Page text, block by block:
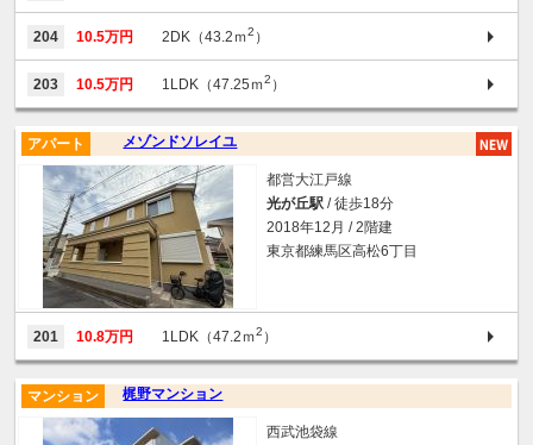
204 10.5万円 2DK（43.2ｍ2 ）
203 10.5万円 1LDK（47.25ｍ2 ）
メゾンドソレイユ
アパート
都営大江戸線
光が丘駅 / 徒歩18分
2018年12月 / 2階建
東京都練馬区高松6丁目
201 10.8万円 1LDK（47.2ｍ2 ）
梶野マンション
マンション
西武池袋線